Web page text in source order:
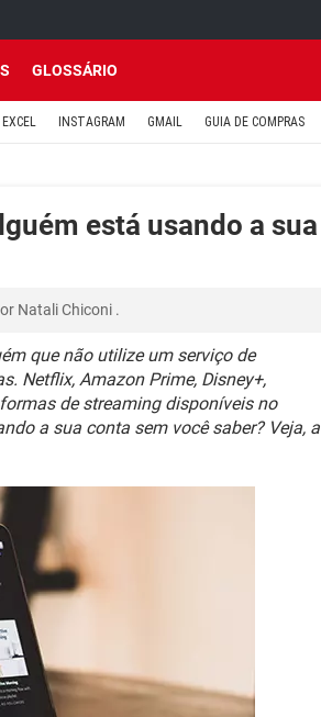
GLOSSÁRIO
EXCEL INSTAGRAM GMAIL GUIA DE COMPRAS
está usando a sua
Natali Chiconi .
que não utilize um serviço de
Netflix, Amazon Prime, Disney+,
de streaming disponíveis no
a sua conta sem você saber? Veja, a